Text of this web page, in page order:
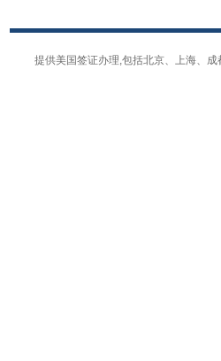
提供美国签证办理,包括北京、上海、